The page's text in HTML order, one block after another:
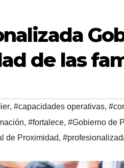
de las
, #capacidades operativas,
, #fortalece, #Gobierno de
de Proximidad,